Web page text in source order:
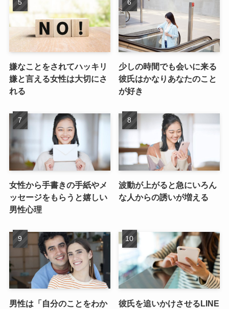
嫌なことをされてハッキリ
嫌と言える女性は大切にさ
れる
少しの時間でも会いに来る
彼氏はかなりあなたのこと
が好き
女性から手書きの手紙やメ
ッセージをもらうと嬉しい
男性心理
波動が上がると急にいろん
な人からの誘いが増える
男性は「自分のことをわか
彼氏を追いかけさせるLINE